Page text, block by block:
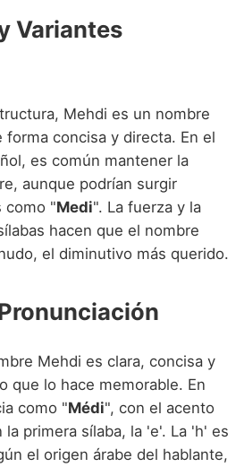
Variantes
Mehdi es un nombre
concisa y directa. En el
es común mantener la
aunque podrían surgir
como "Medi". La fuerza y la
hacen que el nombre
el diminutivo más querido.
Mehdi es clara, concisa y
que lo hace memorable. En
como "Médi", con el acento
primera sílaba, la 'e'. La 'h' es
el origen árabe del hablante,